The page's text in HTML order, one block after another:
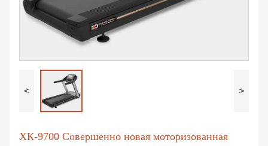
< >
ХК-9700 Совершенно новая моторизованная